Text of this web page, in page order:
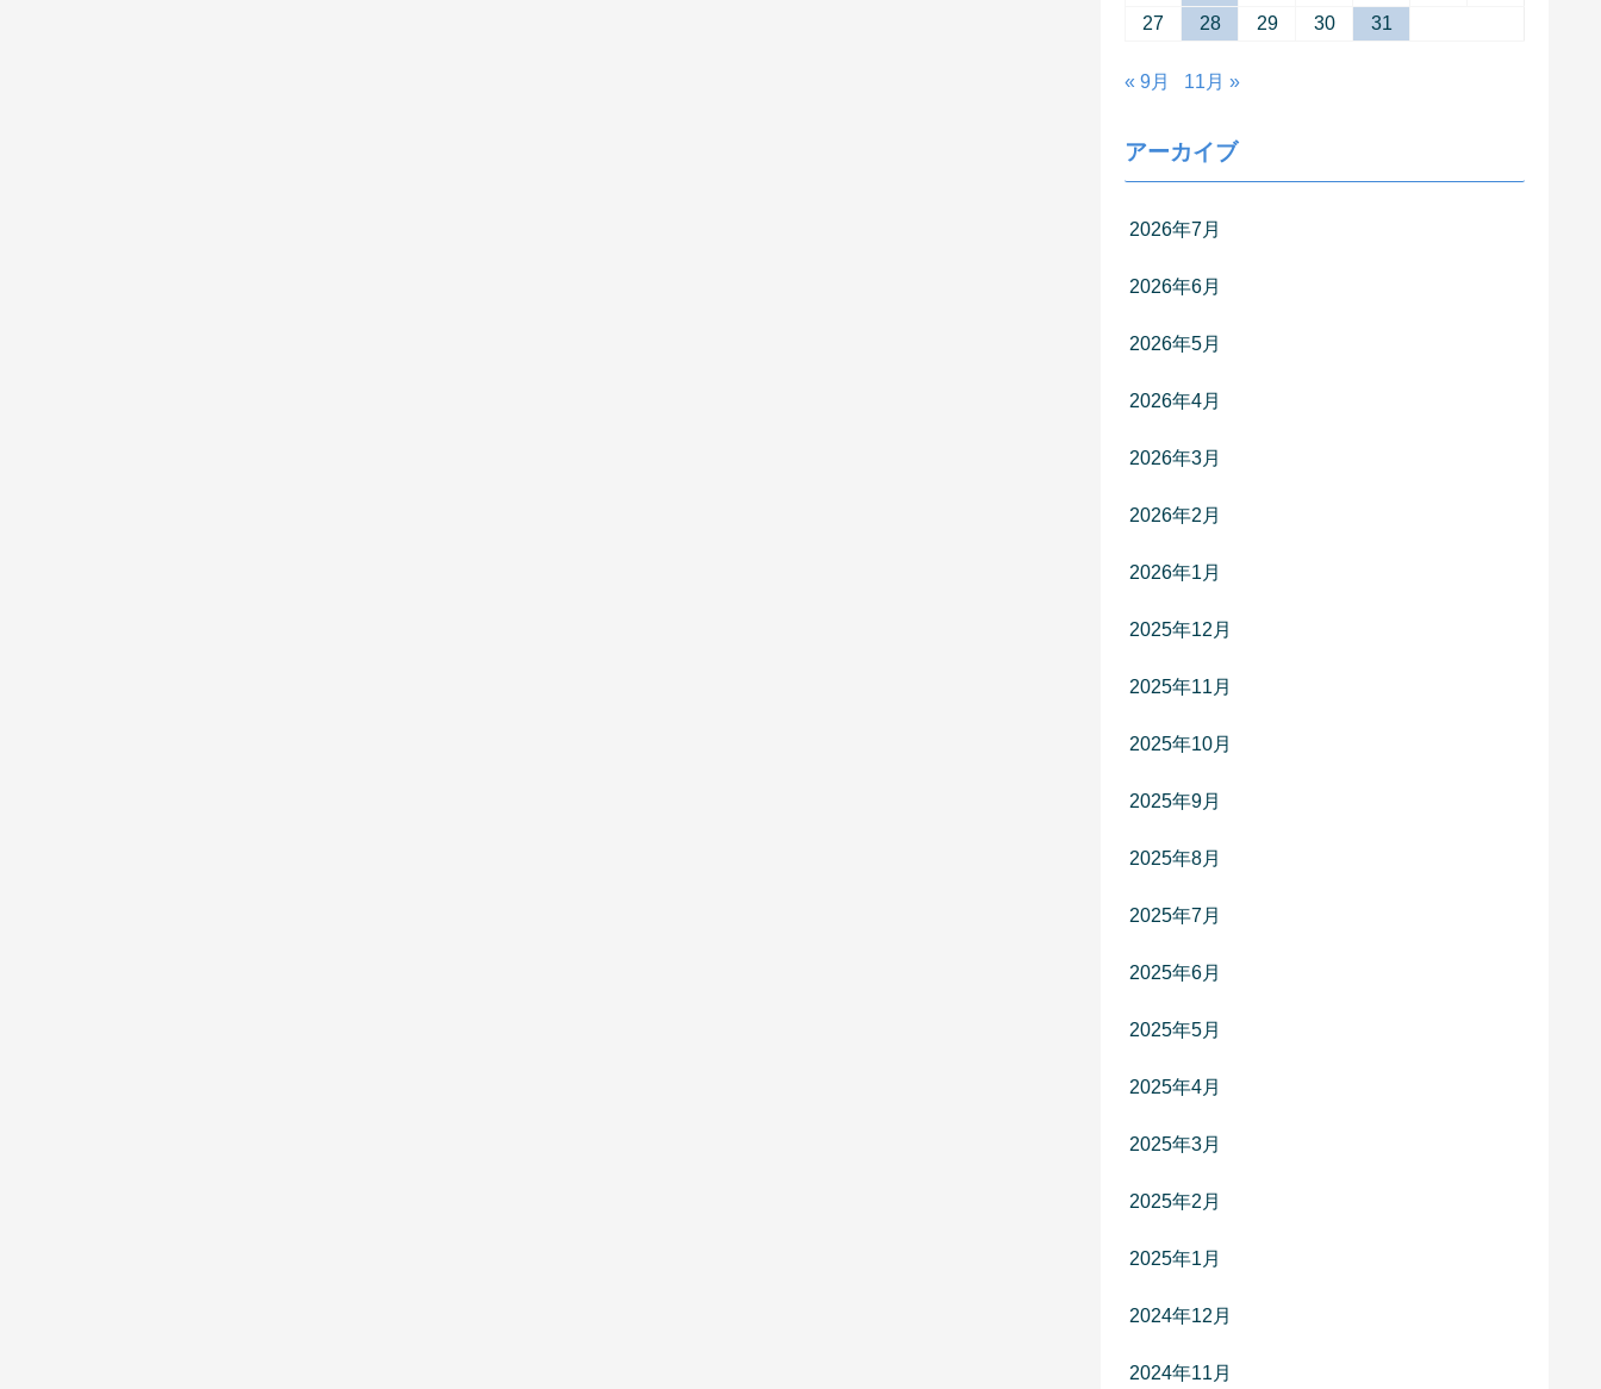
27
28 29 30 31
« 9月 11月 »
アーカイブ
2026年7月
2026年6月
2026年5月
2026年4月
2026年3月
2026年2月
2026年1月
2025年12月
2025年11月
2025年10月
2025年9月
2025年8月
2025年7月
2025年6月
2025年5月
2025年4月
2025年3月
2025年2月
2025年1月
2024年12月
2024年11月